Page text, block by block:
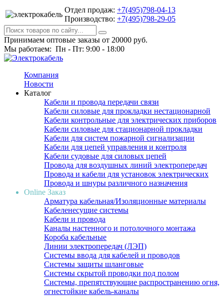
Отдел продаж: +7(495)798-04-13
Производство: +7(495)798-29-05
Принимаем оптовые заказы от 20000 руб.
Мы работаем: Пн - Пт: 9:00 - 18:00
Компания
Новости
Каталог
Кабели и провода передачи связи
Кабели силовые для прокладки нестационарной
Кабели контрольные для электрических приборов
Кабели силовые для стационарной прокладки
Кабели для систем пожарной сигнализации
Кабели для цепей управления и контроля
Кабели судовые для силовых цепей
Провода для воздушных линий электропередач
Провода и кабели для установок электрических
Провода и шнуры различного назначения
Online Заказ
Арматура кабельная/Изоляционные материалы
Кабеленесущие системы
Кабели и провода
Каналы настенного и потолочного монтажа
Короба кабельные
Линии электропередач (ЛЭП)
Системы ввода для кабелей и проводов
Системы защиты шланговые
Системы скрытой проводки под полом
Системы, препятствующие распространению огня,
огнестойкие кабель-каналы